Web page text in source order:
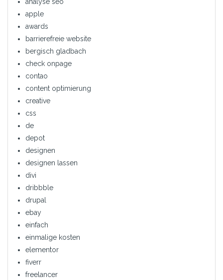
apple
awards
barrierefreie website
bergisch gladbach
check onpage
contao
content optimierung
creative
css
de
depot
designen
designen lassen
divi
dribbble
drupal
ebay
einfach
einmalige kosten
elementor
fiverr
freelancer